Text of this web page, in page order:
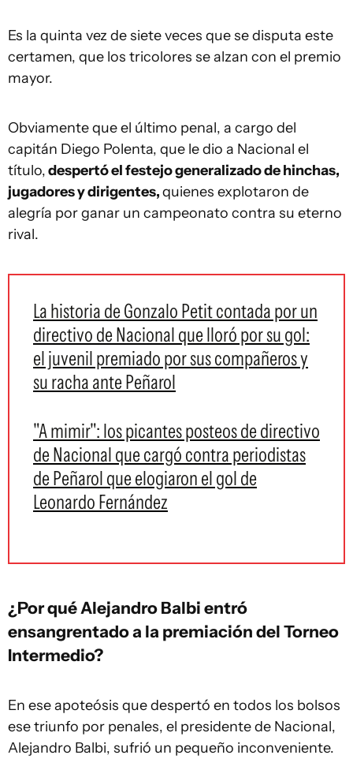
Es la quinta vez de siete veces que se disputa este
certamen, que los tricolores se alzan con el premio
mayor.
Obviamente que el último penal, a cargo del
capitán Diego Polenta, que le dio a Nacional el
título,despertó el festejo generalizado de hinchas,
jugadores y dirigentes,quienes explotaron de
alegría por ganar un campeonato contra su eterno
rival.
La historia de Gonzalo Petit contada por un
directivo de Nacional que lloró por su gol:
el juvenil premiado por sus compañeros y
su racha ante Peñarol
"A mimir": los picantes posteos de directivo
de Nacional que cargó contra periodistas
de Peñarol que elogiaron el gol de
Leonardo Fernández
¿Por qué Alejandro Balbi entró
ensangrentado a la premiación del Torneo
Intermedio?
En ese apoteósis que despertó en todos los bolsos
ese triunfo por penales, el presidente de Nacional,
Alejandro Balbi, sufrió un pequeño inconveniente.